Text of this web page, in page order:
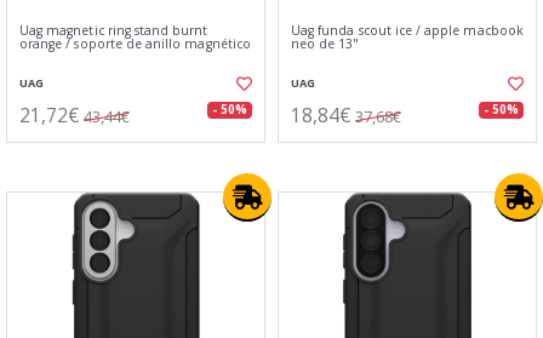
Uag magnetic ring stand burnt
orange / soporte de anillo magnético
UAG
21,72€ 43,44€ - 50%
Uag funda scout ice / apple macbook
neo de 13"
UAG
18,84€ 37,68€ - 50%